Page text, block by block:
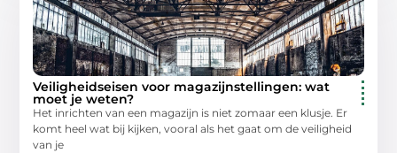
Veiligheidseisen voor magazijnstellingen: wat
moet je weten?
Het inrichten van een magazijn is niet zomaar een klusje. Er
komt heel wat bij kijken, vooral als het gaat om de veiligheid
van je